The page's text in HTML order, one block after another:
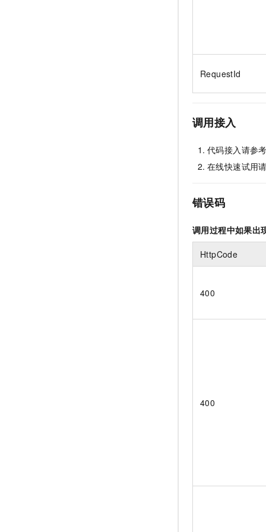
RequestId
调用接入
代码接入请参
在线快速试用
错误码
调用过程中如果出
HttpCode
400
400